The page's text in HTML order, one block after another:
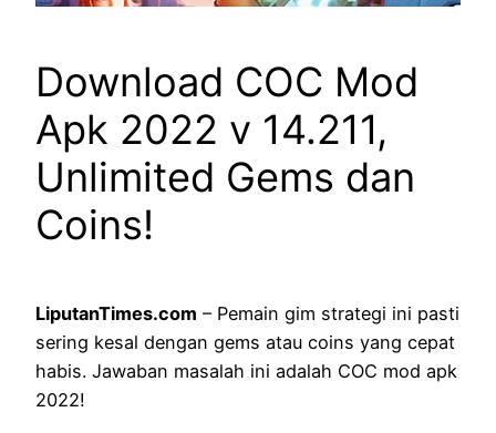
Download COC Mod
Apk 2022 v 14.211,
Unlimited Gems dan
Coins!
LiputanTimes.com – Pemain gim strategi ini pasti
sering kesal dengan gems atau coins yang cepat
habis. Jawaban masalah ini adalah COC mod apk
2022!